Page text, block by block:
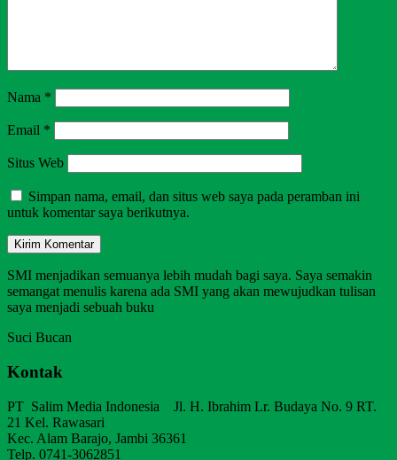
Nama *
Email *
Situs Web
Simpan nama, email, dan situs web saya pada peramban ini
untuk komentar saya berikutnya.
SMI menjadikan semuanya lebih mudah bagi saya. Saya semakin
semangat menulis karena ada SMI yang akan mewujudkan tulisan
saya menjadi sebuah buku
Suci Bucan
Kontak
PT Salim Media Indonesia Jl. H. Ibrahim Lr. Budaya No. 9 RT.
21 Kel. Rawasari
Kec. Alam Barajo, Jambi 36361
Telp. 0741-3062851